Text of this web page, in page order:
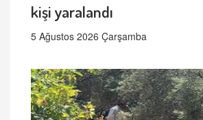
kişi yaralandı
5 Ağustos 2026 Çarşamba